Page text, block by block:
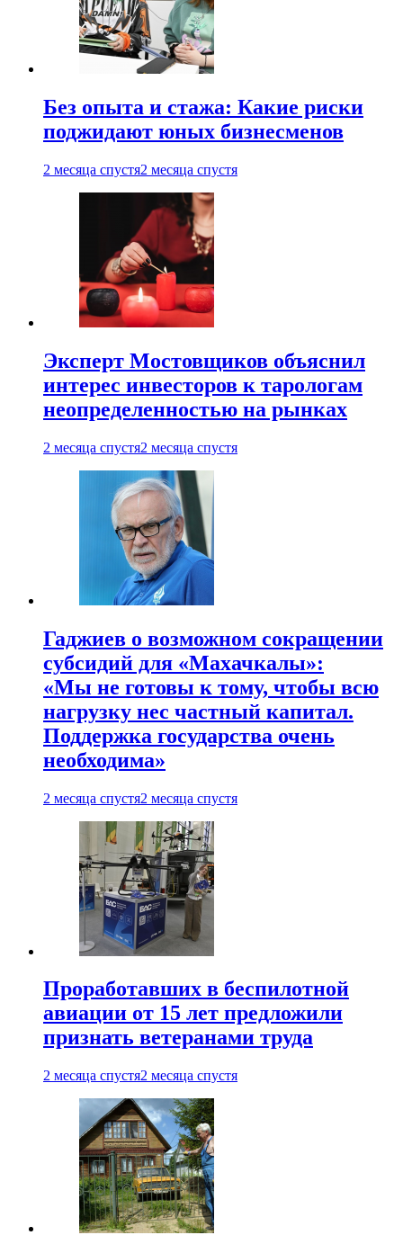
Без опыта и стажа: Какие риски
поджидают юных бизнесменов
2 месяца спустя2 месяца спустя
Эксперт Мостовщиков объяснил
интерес инвесторов к тарологам
неопределенностью на рынках
2 месяца спустя2 месяца спустя
Гаджиев о возможном сокращении
субсидий для «Махачкалы»:
«Мы не готовы к тому, чтобы всю
нагрузку нес частный капитал.
Поддержка государства очень
необходима»
2 месяца спустя2 месяца спустя
Проработавших в беспилотной
авиации от 15 лет предложили
признать ветеранами труда
2 месяца спустя2 месяца спустя